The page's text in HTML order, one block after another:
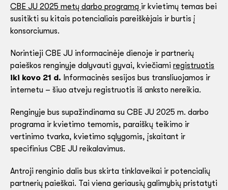
CBE JU 2025 metų darbo programą ir kvietimų temas bei
susitikti su kitais potencialiais pareiškėjais ir burtis į
konsorciumus.
Norintieji CBE JU informacinėje dienoje ir partnerių
paieškos renginyje dalyvauti gyvai, kviečiami registruotis
iki kovo 21 d. Informacinės sesijos bus transliuojamos ir
internetu – šiuo atveju registruotis iš anksto nereikia.
Renginyje bus supažindinama su CBE JU 2025 m. darbo
programa ir kvietimo temomis, paraiškų teikimo ir
vertinimo tvarka, kvietimo sąlygomis, įskaitant ir
specifinius CBE JU reikalavimus.
Antroji renginio dalis bus skirta tinklaveikai ir potencialių
partnerių paieškai. Tai viena geriausių galimybių pristatyti